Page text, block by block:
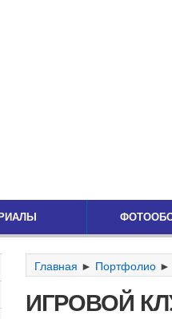
Главная ► Портфолио
ИГРОВОЙ